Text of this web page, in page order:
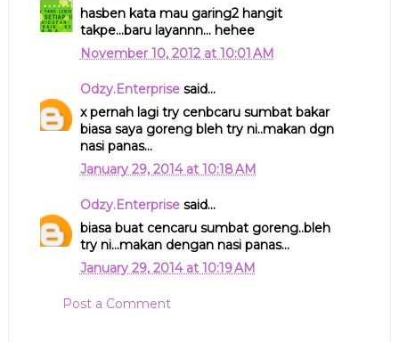
hasben kata mau garing2 hangit
takpe...baru layannn... hehee
November 10, 2012 at 10:01 AM
Odzy.Enterprisesaid...
x pernah lagi try cenbcaru sumbat bakar
biasa saya goreng bleh try ni..makan dgn
nasi panas...
January 29, 2014 at 10:18 AM
Odzy.Enterprisesaid...
biasa buat cencaru sumbat goreng..bleh
try ni...makan dengan nasi panas...
January 29, 2014 at 10:19 AM
Post a Comment